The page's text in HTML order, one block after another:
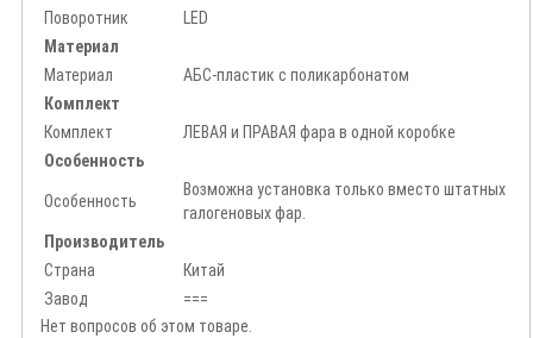
Поворотник
LED
Материал
Материал
АБС-пластик с поликарбонатом
Комплект
Комплект
ЛЕВАЯ и ПРАВАЯ фара в одной коробке
Особенность
Особенность
Возможна установка только вместо штатных
галогеновых фар.
Производитель
Страна
Китай
Завод
===
Нет вопросов об этом товаре.